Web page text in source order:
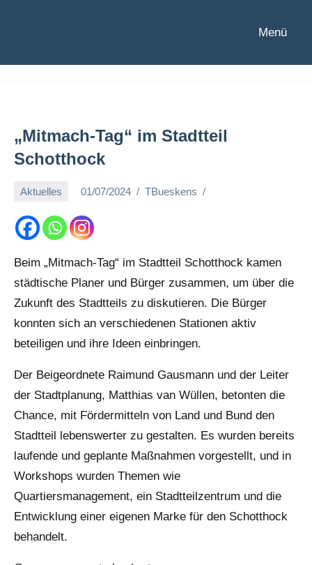
e
i
b
i
r
a
c
h
o
t
h
k
Menü
„Mitmach-Tag“ im Stadtteil
Schotthock
Aktuelles 01/07/2024 TBueskens
Beim „Mitmach-Tag“ im Stadtteil Schotthock kamen
städtische Planer und Bürger zusammen, um über die
Zukunft des Stadtteils zu diskutieren. Die Bürger
konnten sich an verschiedenen Stationen aktiv
beteiligen und ihre Ideen einbringen.
Der Beigeordnete Raimund Gausmann und der Leiter
der Stadtplanung, Matthias van Wüllen, betonten die
Chance, mit Fördermitteln von Land und Bund den
Stadtteil lebenswerter zu gestalten. Es wurden bereits
laufende und geplante Maßnahmen vorgestellt, und in
Workshops wurden Themen wie
Quartiersmanagement, ein Stadtteilzentrum und die
Entwicklung einer eigenen Marke für den Schotthock
behandelt.